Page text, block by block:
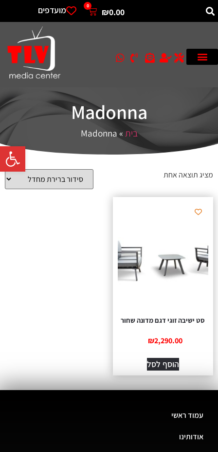
פתח
₪0.00
0 מועדפים
Madonna
בית»
Madonna
מציג תוצאה אחת
סט ישיבה זוגי דגם מדונה שחור
₪2,290.00
הוסף לסל
עמוד ראשי
אודותינו